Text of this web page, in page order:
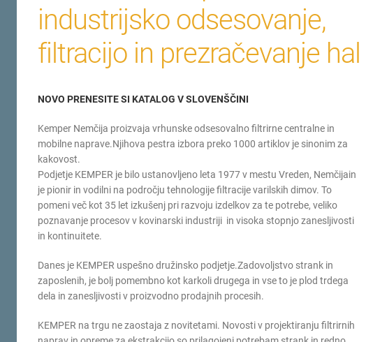
industrijsko odsesovanje,
filtracijo in prezračevanje hal
NOVO PRENESITE SI KATALOG V SLOVENŠČINI
Kemper Nemčija proizvaja vrhunske odsesovalno filtrirne centralne in
mobilne naprave.Njihova pestra izbora preko 1000 artiklov je sinonim za
kakovost.
Podjetje KEMPER je bilo ustanovljeno leta 1977 v mestu Vreden, Nemčijain
je pionir in vodilni na področju tehnologije filtracije varilskih dimov. To
pomeni več kot 35 let izkušenj pri razvoju izdelkov za te potrebe, veliko
poznavanje procesov v kovinarski industriji in visoka stopnjo zanesljivosti
in kontinuitete.
Danes je KEMPER uspešno družinsko podjetje.Zadovoljstvo strank in
zaposlenih, je bolj pomembno kot karkoli drugega in vse to je plod trdega
dela in zanesljivosti v proizvodno prodajnih procesih.
KEMPER na trgu ne zaostaja z novitetami. Novosti v projektiranju filtrirnih